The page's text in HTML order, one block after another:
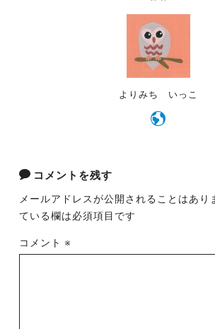
よりみち いっこ
コメントを残す
メールアドレスが公開されることはあり
ている欄は必須項目です
コメント ※